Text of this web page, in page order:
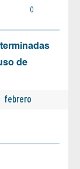
0
de
febrero